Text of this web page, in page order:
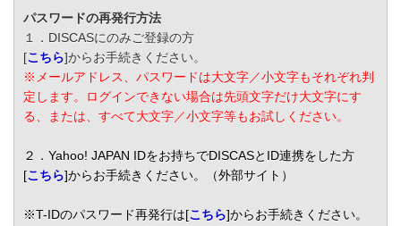
パスワードの再発行方法
１．DISCASにのみご登録の方
[こちら]からお手続きください。
※メールアドレス、パスワードは大文字／小文字もそれぞれ判
定します。ログインできない場合は先頭文字だけ大文字にす
る、または、すべて大文字／小文字等もお試しください。
２．Yahoo! JAPAN IDをお持ちでDISCASとID連携をした方
[こちら]からお手続きください。（外部サイト）
※T-IDのパスワード再発行は[こちら]からお手続きください。